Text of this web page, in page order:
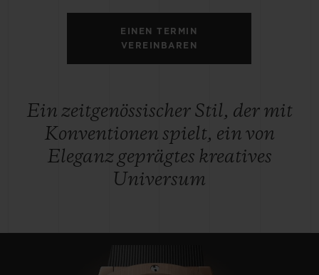
EINEN TERMIN
VEREINBAREN
Ein zeitgenössischer Stil, der mit
Konventionen spielt, ein von
Eleganz geprägtes kreatives
Universum